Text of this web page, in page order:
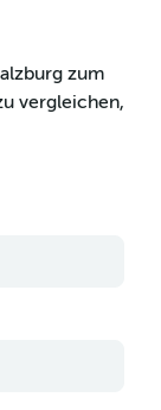
zum
vergleichen,